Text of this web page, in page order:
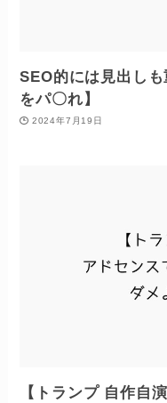
SEO的には見出し
をパ〇れ】
2024年7月19日
【トランプ 自作自